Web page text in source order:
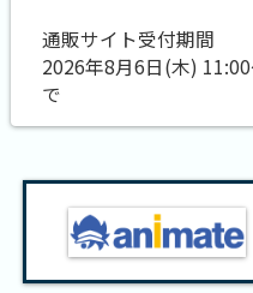
通販サイト受付期間
2026年8月6日(木)
で